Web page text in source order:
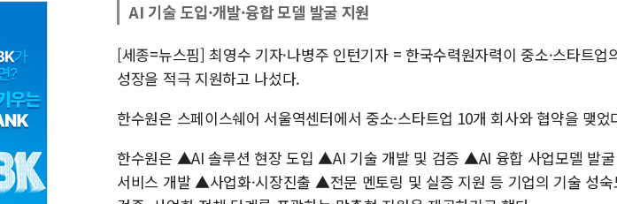
李 대통령,
[사진] 빈살
남동발전,
AI 기술 도입·개발·융합 모델 발굴 지원
[세종=뉴스핌] 최영수 기자·나병주 인턴기자 = 한국수력원자력이 중소·스타트
성장을 적극 지원하고 나섰다.
한수원은 스페이스쉐어 서울역센터에서 중소·스타트업 10개 회사와 협약을 맺
한수원은 ▲AI 솔루션 현장 도입 ▲AI 기술 개발 및 검증 ▲AI 융합 사업모델 발
서비스 개발 ▲사업화·시장진출 ▲전문 멘토링 및 실증 지원 등 기업의 기술 성